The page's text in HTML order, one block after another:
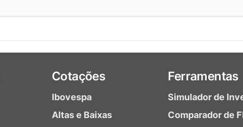
Cotações
Ibovespa
Altas e Baixas
Ferramentas
Simulador de
Comparador de